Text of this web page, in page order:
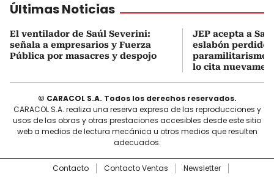
Últimas Noticias
El ventilador de Saúl Severini:
señala a empresarios y Fuerza
Pública por masacres y despojo
JEP acepta a
eslabón perdido
paramilitarismo
lo cita
© CARACOL S.A. Todos los derechos reservados.
CARACOL S.A. realiza una reserva expresa de las reproducciones y
usos de las obras y otras prestaciones accesibles desde este sitio
web a medios de lectura mecánica u otros medios que resulten
adecuados.
Contacto Contacto Ventas Newsletter